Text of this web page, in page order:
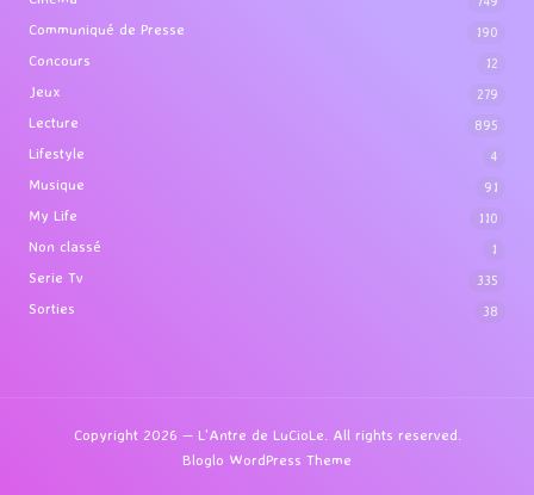
Communiqué de Presse 190
Concours 12
Jeux 279
Lecture 895
Lifestyle 4
Musique 91
My Life 110
Non classé 1
Serie Tv 335
Sorties 38
Copyright 2026 — L'Antre de LuCioLe. All rights reserved.
Bloglo WordPress Theme